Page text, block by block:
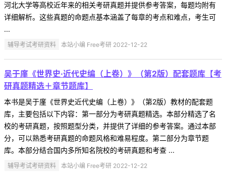
河北大学等高校近年来的相关考研真题并提供参考答案，每题均附有
详细解析。这些真题的命题点基本涵盖了每章的考点和难点，考生可
...
辅导考试考研资料 本站小编 Free考研 2022-12-22
吴于廑《世界史·近代史编（上卷）》（第2版）配套题库【考
研真题精选＋章节题库】
本书是吴于廑《世界史近代史编（上卷）》（第2版）教材的配套题
库，主要包括以下内容：第一部分为考研真题精选。本部分精选了名
校的考研真题，按照题型分类，并提供了详细的参考答案。通过本部
分，可以熟悉考研真题的命题风格和难易程度。第二部分为章节题
库。本部分结合国内多所知名院校的考研真题和考查 ...
辅导考试考研资料 本站小编 Free考研 2022-12-22